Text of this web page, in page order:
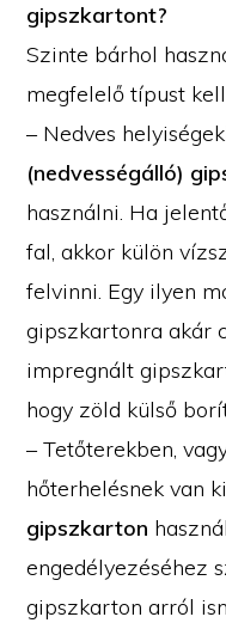
gipszkartont?
Szinte bárhol
megfelelő típust
– Nedves
(nedvességálló)
használni. Ha
fal, akkor külön
felvinni. Egy ilyen
gipszkartonra akár
impregnált
hogy zöld külső
– Tetőterekben,
hőterhelésnek van
gipszkarton
engedélyezéséhez
gipszkarton arról